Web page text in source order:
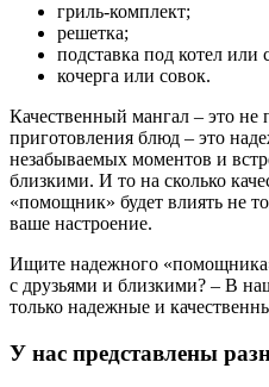
гриль-комплект;
решетка;
подставка под котел или
кочерга или совок.
Качественный мангал – это не
приготовления блюд – это
незабываемых моментов и
близкими. И то на сколько
«помощник» будет влиять не
ваше настроение.
Ищите надежного
с друзьями и близкими? – В
только надежные и
У нас представлены